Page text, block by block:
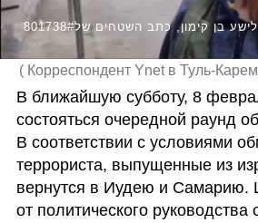
( Корреспондент Ynet в Туль-
В ближайшую субботу, 8
состояться очередной раунд
В соответствии с условиями
террориста, выпущенные из
вернутся в Иудею и Самарию.
от политического руководства